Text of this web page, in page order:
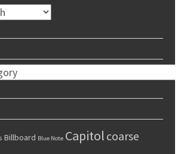
Billboard Blue Note Capitol coarse